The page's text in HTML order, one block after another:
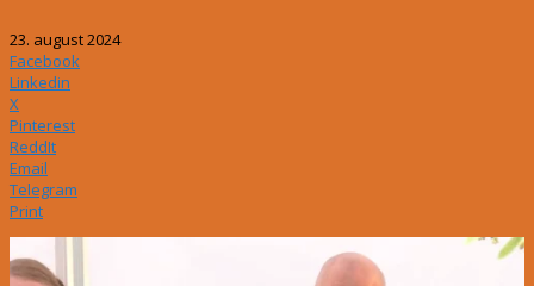
23. august 2024
Facebook
Linkedin
X
Pinterest
ReddIt
Email
Telegram
Print